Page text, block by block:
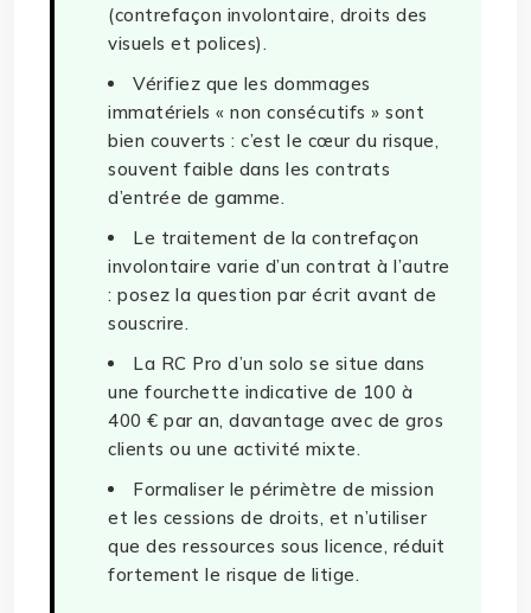
(contrefaçon involontaire, droits des
visuels et polices).
Vérifiez que les dommages
immatériels « non consécutifs » sont
bien couverts : c’est le cœur du risque,
souvent faible dans les contrats
d’entrée de gamme.
Le traitement de la contrefaçon
involontaire varie d’un contrat à l’autre
: posez la question par écrit avant de
souscrire.
La RC Pro d’un solo se situe dans
une fourchette indicative de 100 à
400 € par an, davantage avec de gros
clients ou une activité mixte.
Formaliser le périmètre de mission
et les cessions de droits, et n’utiliser
que des ressources sous licence, réduit
fortement le risque de litige.